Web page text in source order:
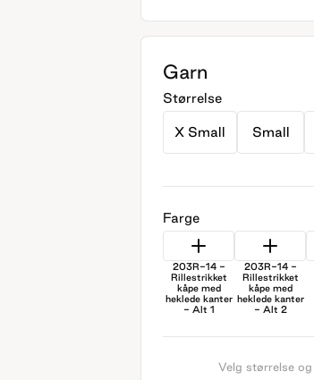
Garn
Størrelse
X Small Small
Farge
203R-14 -
Rillestrikket
kåpe med
heklede kanter
- Alt 1
203R-14 -
Rillestrikket
kåpe med
heklede kanter
- Alt 2
Velg størrelse